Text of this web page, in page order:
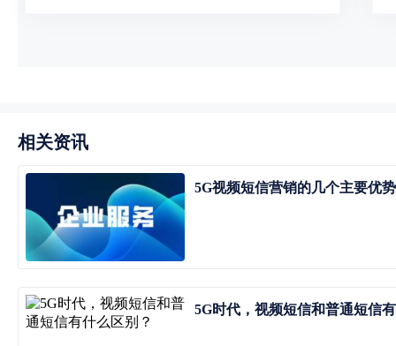
相关资讯
5G视频短信营销的几个主要优势
5G时代，视频短信和普通短信